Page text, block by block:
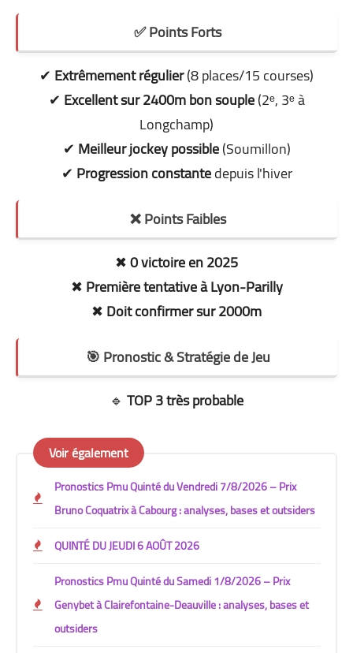
✅ Points Forts
✔ Extrêmement régulier(8 places/15 courses)
✔ Excellent sur 2400m bon souple(2ᵉ, 3ᵉ à
Longchamp)
✔ Meilleur jockey possible(Soumillon)
✔ Progression constantedepuis l'hiver
❌ Points Faibles
✖0 victoire en 2025
✖Première tentative à Lyon-Parilly
✖Doit confirmer sur 2000m
🎯 Pronostic & Stratégie de Jeu
🔹 TOP 3 très probable
Voir également
Pronostics Pmu Quinté du Vendredi 7/8/2026 – Prix
Bruno Coquatrix à Cabourg : analyses, bases et outsiders
QUINTÉ DU JEUDI 6 AOÛT 2026
Pronostics Pmu Quinté du Samedi 1/8/2026 – Prix
Genybet à Clairefontaine-Deauville : analyses, bases et
outsiders